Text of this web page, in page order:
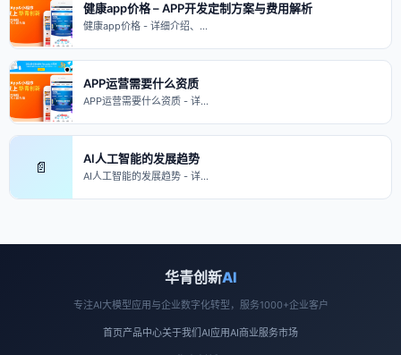
健康app价格 – APP开发定制方案与费用解析
健康app价格 - 详细介绍、…
APP运营需要什么资质
APP运营需要什么资质 - 详…
📄 AI人工智能的发展趋势
AI人工智能的发展趋势 - 详…
华青创新AI
专注AI大模型应用与企业数字化转型，服务1000+企业客户
首页产品中心关于我们 AI应用AI商业服务市场